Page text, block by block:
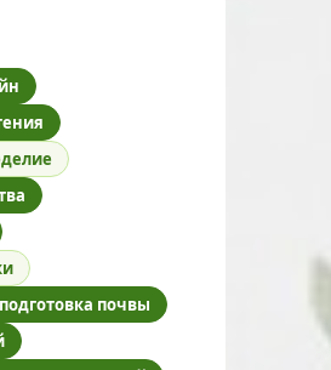
подготовка почвы